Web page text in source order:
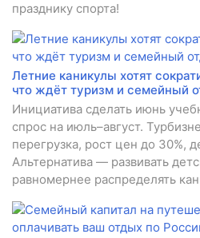
празднику спорта!
Летние каникулы хотят
что ждёт туризм и семейный
Инициатива сделать июнь
спрос на июль–август.
перегрузка, рост цен до 30%,
Альтернатива — развивать
равномернее распределять